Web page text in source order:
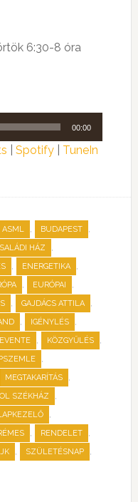
6:30-8 óra
00:00
Spotify| TuneIn
ASML , BUDAPEST ,
HÁZ ,
, ENERGETIKA ,
, EURÓPAI ,
, GAJDÁCS ATTILA ,
, IGÉNYLÉS ,
, KÖZGYŰLÉS ,
,
MEGTAKARÍTÁS ,
SZÉKHÁZ ,
,
, RENDELET ,
, SZÜLETÉSNAP ,